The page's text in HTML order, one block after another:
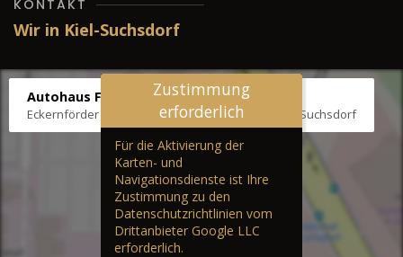
KONTAKT
Wir in Kiel-Suchsdorf
Autohaus Fräter
Eckernförder Str. /Klausbrooker Weg 1, 24107 Kiel-Suchsdorf
Zustimmung
erforderlich
Für die Aktivierung der
Karten- und
Navigationsdienste ist Ihre
Zustimmung zu den
Datenschutzrichtlinien vom
Drittanbieter Google LLC
erforderlich.